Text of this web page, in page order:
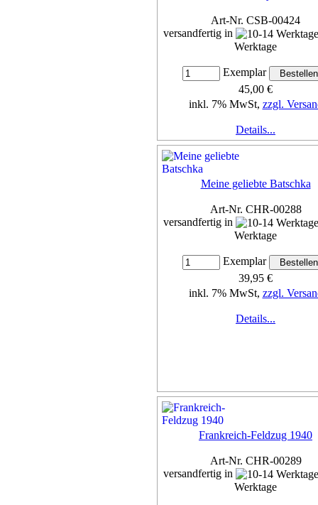
Art-Nr. CSB-00424
versandfertig in
Werktage
Exemplar
45,00 €
inkl. 7% MwSt, zzgl.
Details...
Meine geliebte Batschka
Art-Nr. CHR-00288
versandfertig in
Werktage
Exemplar
39,95 €
inkl. 7% MwSt, zzgl.
Details...
Frankreich-Feldzug 1940
Art-Nr. CHR-00289
versandfertig in
Werktage